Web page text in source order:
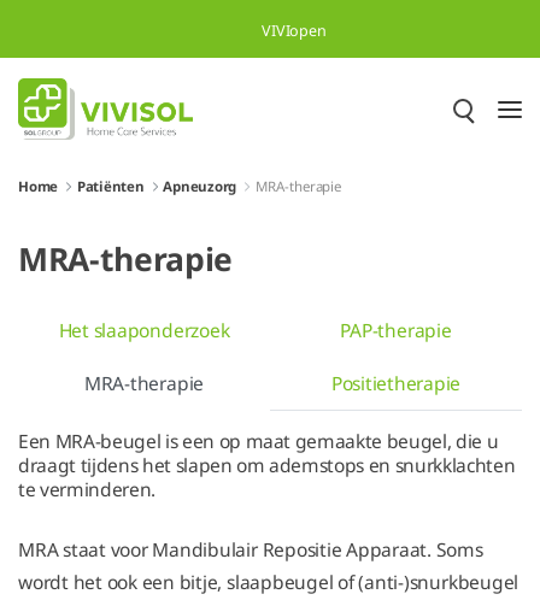
Overslaan en naar hoofdinhoud gaan
VIVIopen
Home Patiënten Apneuzorg MRA-therapie
MRA-therapie
Het slaaponderzoek
PAP-therapie
MRA-therapie
Positietherapie
Een MRA-beugel is een op maat gemaakte beugel, die u
draagt tijdens het slapen om ademstops en snurkklachten
te verminderen.
MRA staat voor Mandibulair Repositie Apparaat. Soms
wordt het ook een bitje, slaapbeugel of (anti-)snurkbeugel